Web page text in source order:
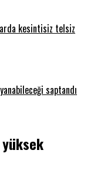
kesintisiz telsiz
saptandı
yüksek